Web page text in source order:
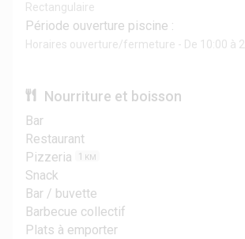
Rectangulaire
Période ouverture piscine :
Horaires ouverture/fermeture - De 10:00 à
Nourriture et boisson
Bar
Restaurant
Pizzeria
1 KM
Snack
Bar / buvette
Barbecue collectif
Plats à emporter